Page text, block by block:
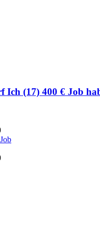
Ich (17) 400 € Job